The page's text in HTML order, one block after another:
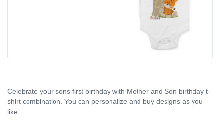
Celebrate your sons first birthday with Mother and Son birthday t-
shirt combination. You can personalize and buy designs as you
like.